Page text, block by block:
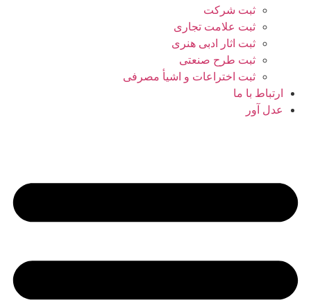
ثبت شرکت
ثبت علامت تجاری
ثبت اثار ادبی هنری
ثبت طرح صنعتی
ثبت اختراعات و اشیا‌ٔ مصرفی
ارتباط با ما
عدل آور